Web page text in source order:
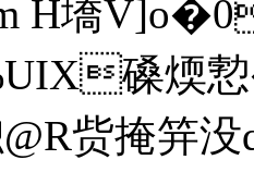
H墧
磉煗愂
赀掩笄没